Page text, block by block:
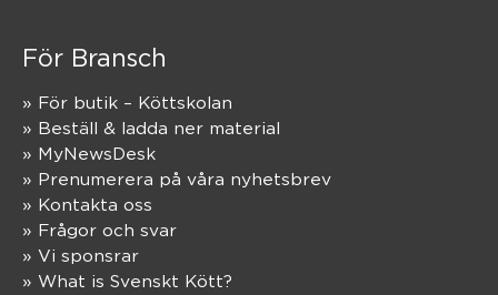
För Bransch
» För butik – Köttskolan
» Beställ & ladda ner material
» MyNewsDesk
» Prenumerera på våra nyhetsbrev
» Kontakta oss
» Frågor och svar
» Vi sponsrar
» What is Svenskt Kött?